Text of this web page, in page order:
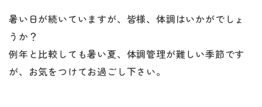
暑い日が続いていますが、皆様、体調はいかがでしょ
うか？
例年と比較しても暑い夏、体調管理が難しい季節です
が、お気をつけてお過ごし下さい。